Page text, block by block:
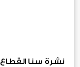
نشرة سنا القطاع